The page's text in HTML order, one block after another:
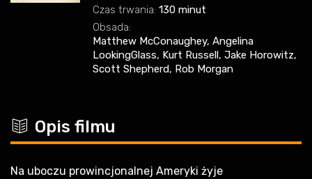
Czas trwania: 130 minut
Obsada:
Matthew McConaughey, Angelina
LookingGlass, Kurt Russell, Jake Horowitz,
Scott Shepherd, Rob Morgan
c Opis filmu
Na uboczu prowincjonalnej Ameryki żyje